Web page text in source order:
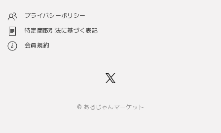
プライバシーポリシー
特定商取引法に基づく表記
会員規約
© あるじゃんマーケット